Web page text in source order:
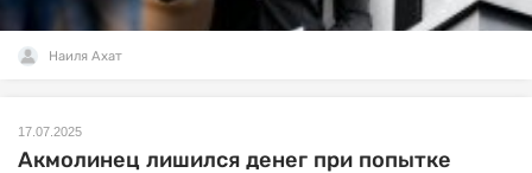
Наиля Ахат
17.07.2025
Акмолинец лишился денег при попытке